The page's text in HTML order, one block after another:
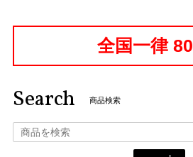
全国一律
Search 商品検索